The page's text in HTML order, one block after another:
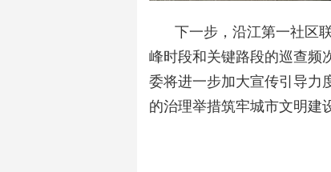
下一步，沿江第一社区
峰时段和关键路段的巡查频
委将进一步加大宣传引导力
的治理举措筑牢城市文明建